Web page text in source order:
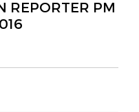
REPORTER PM